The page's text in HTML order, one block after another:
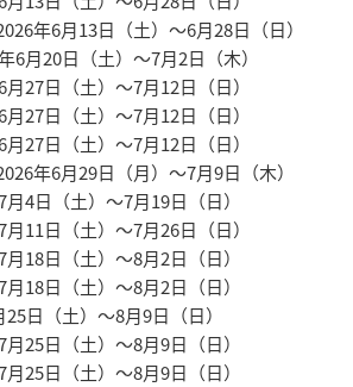
年6月13日（土）〜6月28日（日）
6月20日（土）〜7月2日（木）
27日（土）〜7月12日（日）
27日（土）〜7月12日（日）
27日（土）〜7月12日（日）
年6月29日（月）〜7月9日（木）
4日（土）〜7月19日（日）
11日（土）〜7月26日（日）
18日（土）〜8月2日（日）
18日（土）〜8月2日（日）
日（土）〜8月9日（日）
25日（土）〜8月9日（日）
25日（土）〜8月9日（日）